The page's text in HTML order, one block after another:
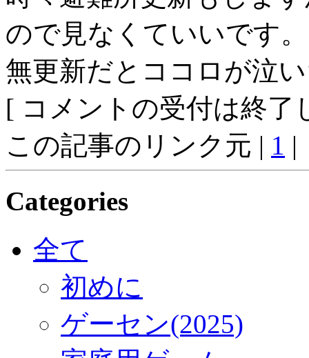
ので見なくていいです。
無更新だとココロが泣
[ コメントの受付は終了
この記事のリンク元 | 1 |
Categories
全て
初めに
ゲーセン(2025)